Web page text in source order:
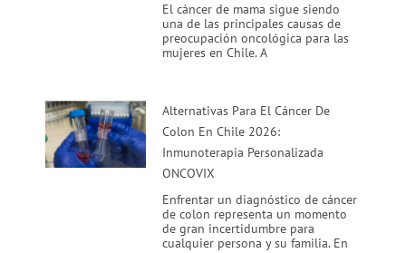
El cáncer de mama sigue siendo
una de las principales causas de
preocupación oncológica para las
mujeres en Chile. A
Alternativas Para El Cáncer De
Colon En Chile 2026:
Inmunoterapia Personalizada
ONCOVIX
Enfrentar un diagnóstico de cáncer
de colon representa un momento
de gran incertidumbre para
cualquier persona y su familia. En